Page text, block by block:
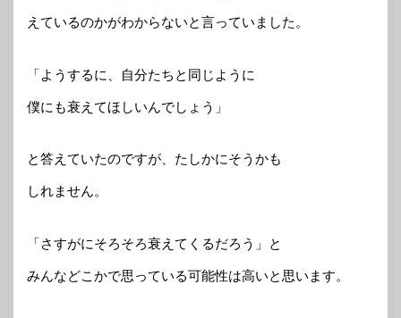
えているのかがわからないと言っていました。
「ようするに、自分たちと同じように
僕にも衰えてほしいんでしょう」
と答えていたのですが、たしかにそうかも
しれません。
「さすがにそろそろ衰えてくるだろう」と
みんなどこかで思っている可能性は高いと思います。